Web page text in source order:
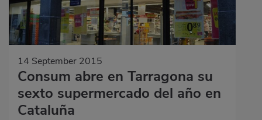
14 September 2015
Consum abre en Tarragona su
sexto supermercado del año en
Cataluña